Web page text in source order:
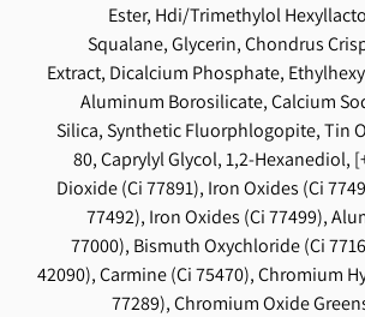
Ester, Hdi/Trimethylol
Squalane, Glycerin, Chondrus
Extract, Dicalcium Phosphate,
Aluminum Borosilicate, Calcium
Silica, Synthetic Fluorphlogopite, Tin
80, Caprylyl Glycol, 1,2-Hexanediol,
Dioxide (Ci 77891), Iron Oxides (Ci
77492), Iron Oxides (Ci 77499),
77000), Bismuth Oxychloride (Ci
42090), Carmine (Ci 75470), Chromium
77289), Chromium Oxide